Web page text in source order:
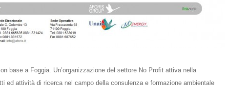
base a Foggia. Un’organizzazione del settore No Profit attiva nella
ed attività di ricerca nel campo della consulenza e formazione ambientale